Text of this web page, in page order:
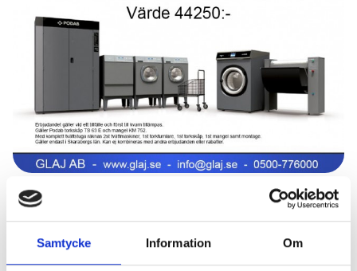
Samtycke Information Om
Erbjudande! Torkskåp och
Vid köp av en ny tvättstuga från Podab så bjuder vi